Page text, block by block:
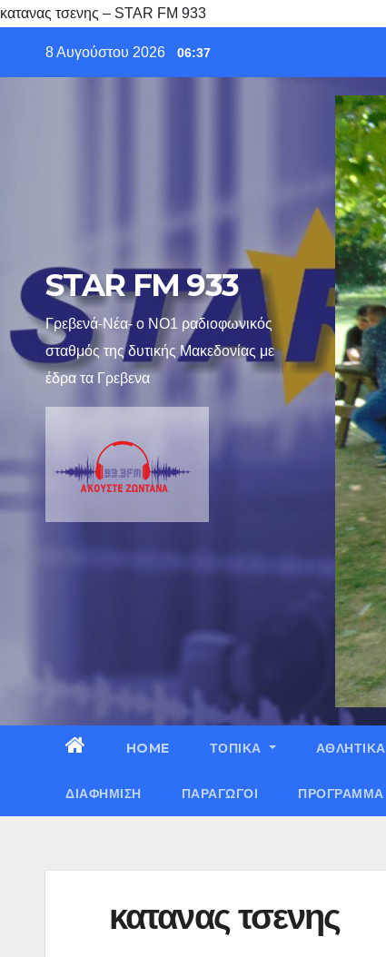
κατανας τσενης – STAR FM 933
8 Αυγούστου 2026 06:37
STAR FM 933
Γρεβενά-Νέα- ο ΝΟ1 ραδιοφωνικός
σταθμός της δυτικής Μακεδονίας με
έδρα τα Γρεβενα
HOME ΤΟΠΙΚΑ ΑΘΛΗΤΙΚΑ
ΔΙΑΦΉΜΙΣΗ ΠΑΡΑΓΩΓΟΊ ΠΡΌΓΡΑΜΜΑ
κατανας τσενης